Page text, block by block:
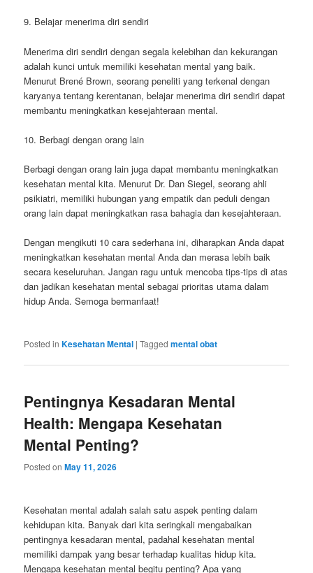
9. Belajar menerima diri sendiri
Menerima diri sendiri dengan segala kelebihan dan kekurangan
adalah kunci untuk memiliki kesehatan mental yang baik.
Menurut Brené Brown, seorang peneliti yang terkenal dengan
karyanya tentang kerentanan, belajar menerima diri sendiri dapat
membantu meningkatkan kesejahteraan mental.
10. Berbagi dengan orang lain
Berbagi dengan orang lain juga dapat membantu meningkatkan
kesehatan mental kita. Menurut Dr. Dan Siegel, seorang ahli
psikiatri, memiliki hubungan yang empatik dan peduli dengan
orang lain dapat meningkatkan rasa bahagia dan kesejahteraan.
Dengan mengikuti 10 cara sederhana ini, diharapkan Anda dapat
meningkatkan kesehatan mental Anda dan merasa lebih baik
secara keseluruhan. Jangan ragu untuk mencoba tips-tips di atas
dan jadikan kesehatan mental sebagai prioritas utama dalam
hidup Anda. Semoga bermanfaat!
Posted in Kesehatan Mental |Tagged mental obat
Pentingnya Kesadaran Mental
Health: Mengapa Kesehatan
Mental Penting?
Posted onMay 11, 2026
Kesehatan mental adalah salah satu aspek penting dalam
kehidupan kita. Banyak dari kita seringkali mengabaikan
pentingnya kesadaran mental, padahal kesehatan mental
memiliki dampak yang besar terhadap kualitas hidup kita.
Mengapa kesehatan mental begitu penting? Apa yang